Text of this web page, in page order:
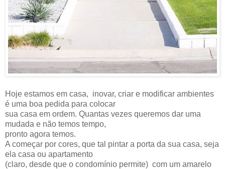
Hoje estamos em casa, inovar, criar e modificar ambientes
é uma boa pedida para colocar
sua casa em ordem. Quantas vezes queremos dar uma
mudada e não temos tempo,
pronto agora temos.
A começar por cores, que tal pintar a porta da sua casa, seja
ela casa ou apartamento
(claro, desde que o condomínio permite) com um amarelo